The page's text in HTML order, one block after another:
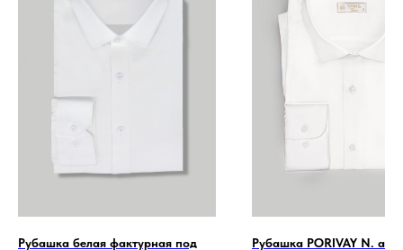
Рубашка белая фактурная под Рубашка PORIVAY N.